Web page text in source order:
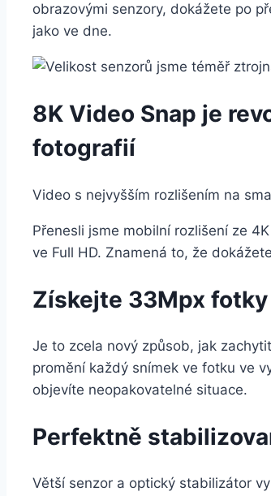
obrazovými senzory, dokážete po
jako ve dne.
8K Video Snap je
fotografií
Video s nejvyšším rozlišením na
Přenesli jsme mobilní rozlišení ze
ve Full HD. Znamená to, že
Získejte 33Mpx
Je to zcela nový způsob, jak
promění každý snímek ve fotku ve
objevíte neopakovatelné situace.
Perfektně
Větší senzor a optický stabilizátor